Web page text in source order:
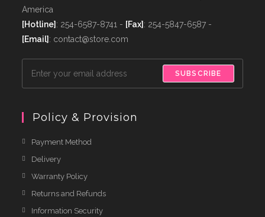
America
[Hotline]: 254-6587-8741 - [Fax]: 254-5847-6587 -
[Email]: contact@store.com
SUBSCRIBE
Policy & Provision
Payment Method
Delivery
Warranty Policy
Returns and Refunds
Information Security